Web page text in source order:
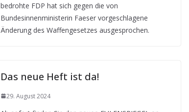
bedrohte FDP hat sich gegen die von
Bundesinnenministerin Faeser vorgeschlagene
Änderung des Waffengesetzes ausgesprochen.
Das neue Heft ist da!
29. August 2024